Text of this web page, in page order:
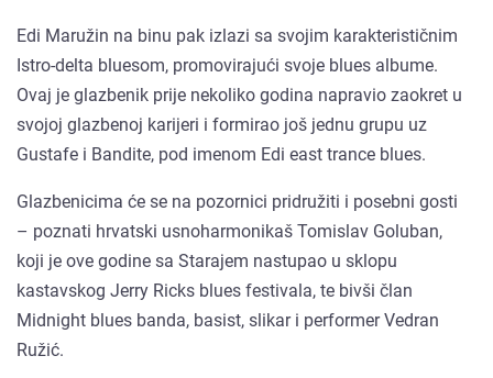
Edi Maružin na binu pak izlazi sa svojim karakterističnim
Istro-delta bluesom, promovirajući svoje blues albume.
Ovaj je glazbenik prije nekoliko godina napravio zaokret u
svojoj glazbenoj karijeri i formirao još jednu grupu uz
Gustafe i Bandite, pod imenom Edi east trance blues.
Glazbenicima će se na pozornici pridružiti i posebni gosti
– poznati hrvatski usnoharmonikaš Tomislav Goluban,
koji je ove godine sa Starajem nastupao u sklopu
kastavskog Jerry Ricks blues festivala, te bivši član
Midnight blues banda, basist, slikar i performer Vedran
Ružić.